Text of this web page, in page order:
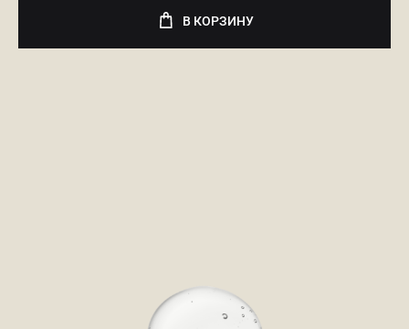
В КОРЗИНУ